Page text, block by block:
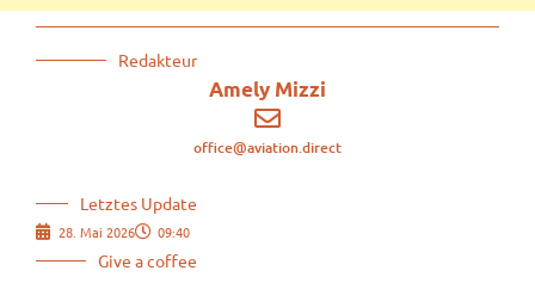
Redakteur
Amely Mizzi
office@aviation.direct
Letztes Update
28. Mai 2026 09:40
Give a coffee